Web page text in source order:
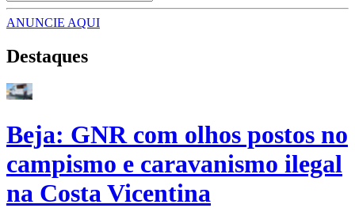
ANUNCIE AQUI
Destaques
Beja: GNR com olhos postos no
campismo e caravanismo ilegal
na Costa Vicentina